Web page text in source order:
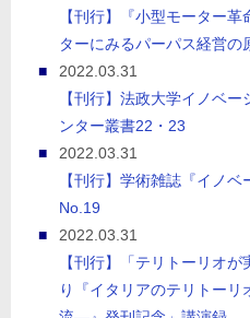
【刊行】『小型モーター
ターにみるパーパス経営の
2022.03.31
【刊行】法政大学イノベ
ンター叢書22・23
2022.03.31
【刊行】学術雑誌『イノベ
No.19
2022.03.31
【刊行】「テリトーリオ
り『イタリアのテリトー